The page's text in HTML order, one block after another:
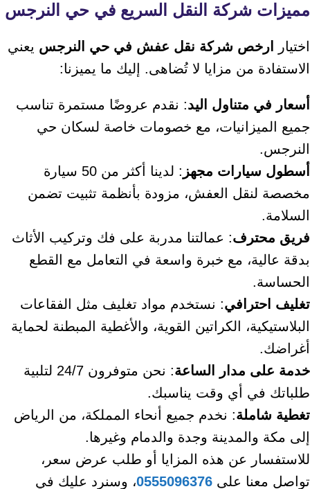
مميزات شركة النقل السريع في حي النرجس
اختيار ارخص شركة نقل عفش في حي النرجس يعني
الاستفادة من مزايا لا تُضاهى. إليك ما يميزنا:
أسعار في متناول اليد: نقدم عروضًا مستمرة تناسب
جميع الميزانيات، مع خصومات خاصة لسكان حي
النرجس.
أسطول سيارات مجهز
: لدينا أكثر من 50 سيارة
مخصصة لنقل العفش، مزودة بأنظمة تثبيت تضمن
السلامة.
فريق محترف: عمالتنا مدربة على فك وتركيب الأثاث
بدقة عالية، مع خبرة واسعة في التعامل مع القطع
الحساسة.
تغليف احترافي: نستخدم مواد تغليف مثل الفقاعات
البلاستيكية، الكراتين القوية، والأغطية المبطنة لحماية
أغراضك.
خدمة على مدار الساعة
: نحن متوفرون 24/7 لتلبية
طلباتك في أي وقت يناسبك.
تغطية شاملة: نخدم جميع أنحاء المملكة، من الرياض
إلى مكة والمدينة وجدة والدمام وغيرها.
للاستفسار عن هذه المزايا أو طلب عرض سعر،
تواصل معنا على 0555096376، وسنرد عليك في